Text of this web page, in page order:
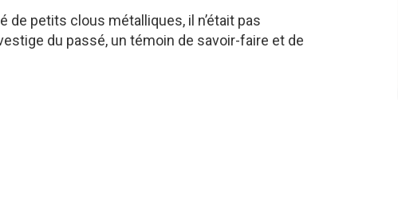
de petits clous métalliques, il n’était pas
du passé, un témoin de savoir-faire et de